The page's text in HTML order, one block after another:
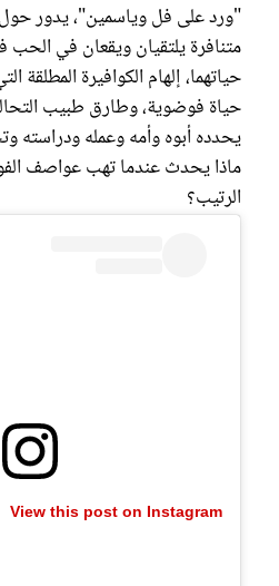
"ورد على فل وياسمين"، يدور
متنافرة يلتقيان ويقعان في
حياتهما، إلهام الكوافيرة المطلقة
حياة فوضوية، وطارق طبيب
يحدده أبوه وأمه وعمله ودراسته
ماذا يحدث عندما تهب عواصف
الرتيب؟
View this post on Instagram